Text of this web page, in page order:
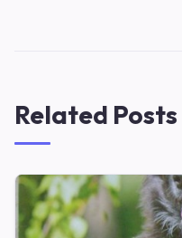
Related Posts